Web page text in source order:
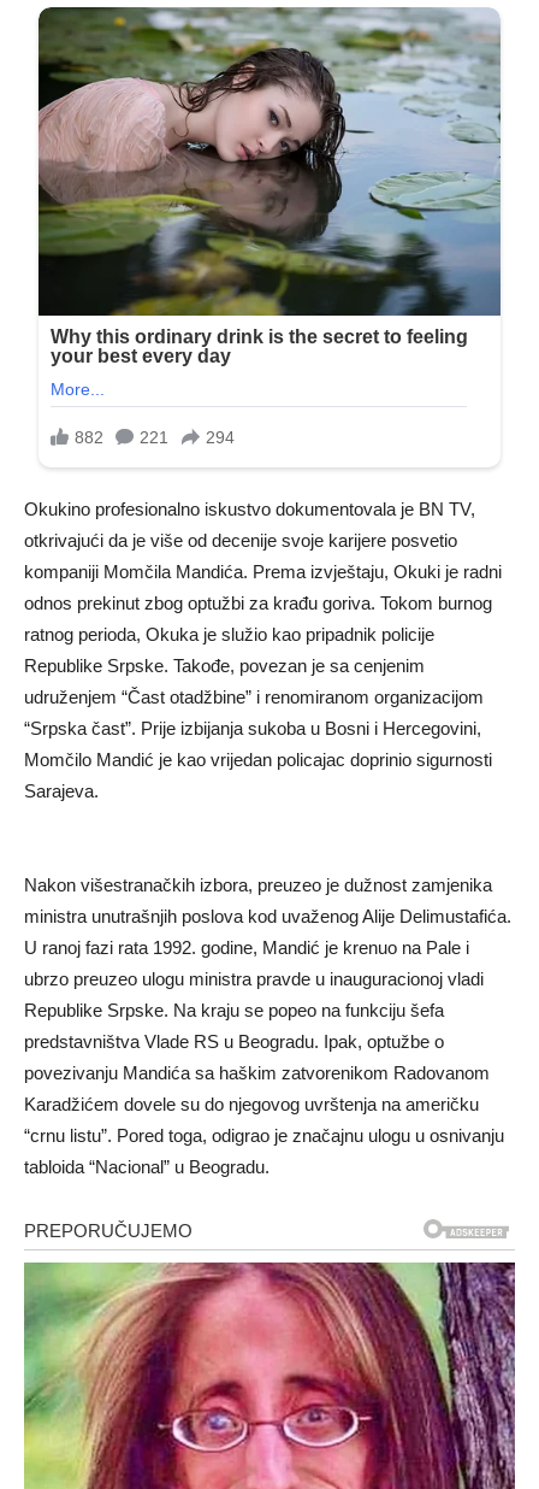
Okukino profesionalno iskustvo dokumentovala je BN TV,
otkrivajući da je više od decenije svoje karijere posvetio
kompaniji Momčila Mandića. Prema izvještaju, Okuki je radni
odnos prekinut zbog optužbi za krađu goriva. Tokom burnog
ratnog perioda, Okuka je služio kao pripadnik policije
Republike Srpske. Takođe, povezan je sa cenjenim
udruženjem “Čast otadžbine” i renomiranom organizacijom
“Srpska čast”. Prije izbijanja sukoba u Bosni i Hercegovini,
Momčilo Mandić je kao vrijedan policajac doprinio sigurnosti
Sarajeva.
Nakon višestranačkih izbora, preuzeo je dužnost zamjenika
ministra unutrašnjih poslova kod uvaženog Alije Delimustafića.
U ranoj fazi rata 1992. godine, Mandić je krenuo na Pale i
ubrzo preuzeo ulogu ministra pravde u inauguracionoj vladi
Republike Srpske. Na kraju se popeo na funkciju šefa
predstavništva Vlade RS u Beogradu. Ipak, optužbe o
povezivanju Mandića sa haškim zatvorenikom Radovanom
Karadžićem dovele su do njegovog uvrštenja na američku
“crnu listu”. Pored toga, odigrao je značajnu ulogu u osnivanju
tabloida “Nacional” u Beogradu.